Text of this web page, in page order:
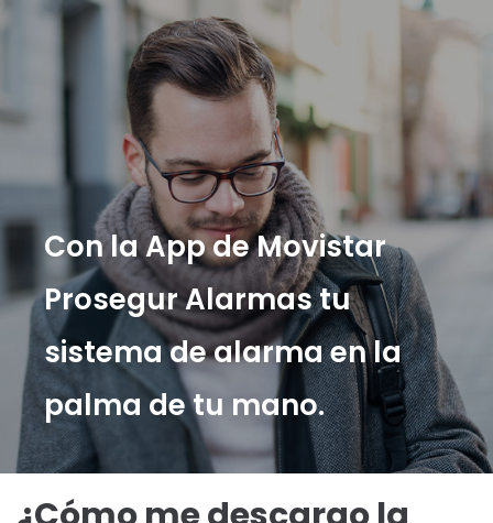
Con la App de Movistar
Prosegur Alarmas tu
sistema de alarma en la
palma de tu mano.